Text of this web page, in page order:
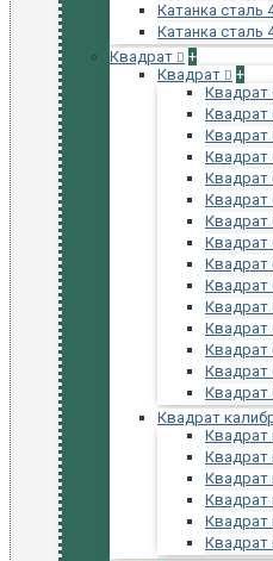
Катанка сталь
Катанка сталь
Квадрат
+
Квадрат
+
Квадрат
Квадрат
Квадрат
Квадрат
Квадрат
Квадрат
Квадрат
Квадрат
Квадрат
Квадрат
Квадрат
Квадрат
Квадрат
Квадрат
Квадрат
Квадрат
Квадрат
Квадрат
Квадрат
Квадрат
Квадрат